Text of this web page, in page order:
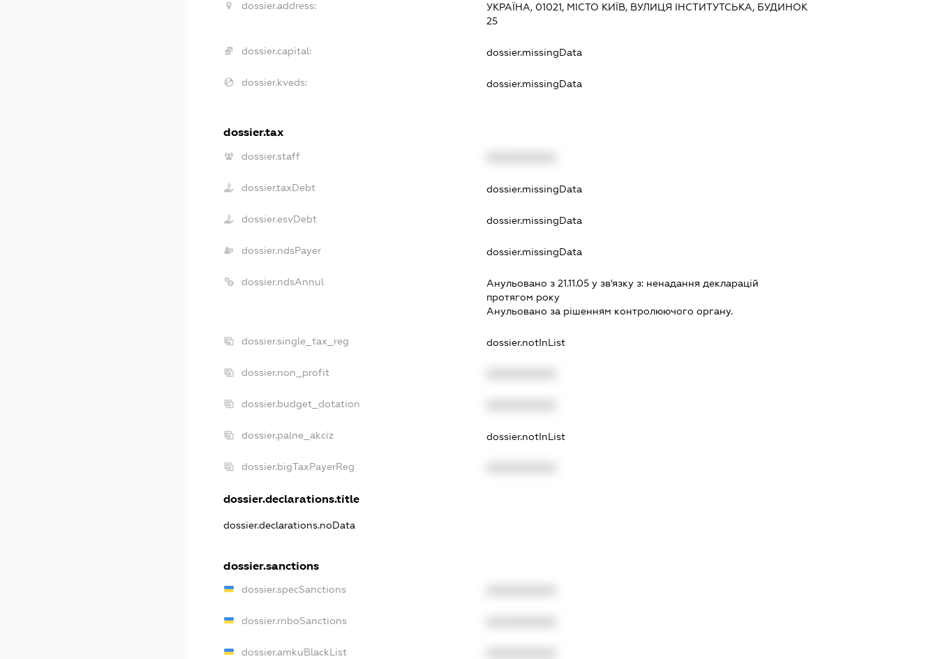
dossier.address:
УКРАЇНА, 01021, МІСТО КИЇВ, ВУЛИЦЯ ІНСТИТУТСЬКА, БУДИНОК
25
dossier.capital: dossier.missingData
dossier.kveds: dossier.missingData
dossier.tax
dossier.staff
dossier.taxDebt dossier.missingData
dossier.esvDebt dossier.missingData
dossier.ndsPayer dossier.missingData
dossier.ndsAnnul Анульовано з 21.11.05 у зв'язку з: ненадання декларацiй
протягом року
Анульовано за рiшенням контролюючого органу.
dossier.single_tax_reg dossier.notInList
dossier.non_profit
dossier.budget_dotation
dossier.palne_akciz dossier.notInList
dossier.bigTaxPayerReg
dossier.declarations.title
dossier.declarations.noData
dossier.sanctions
dossier.specSanctions
dossier.rnboSanctions
dossier.amkuBlackList